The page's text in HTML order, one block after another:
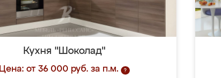
Кухня "Шоколад"
Цена: от 36 000 руб. за п.м. ?